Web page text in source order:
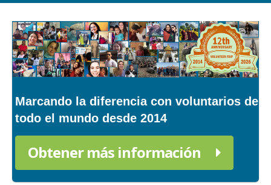
Marcando la diferencia con voluntarios de
todo el mundo desde 2014
Obtener más información